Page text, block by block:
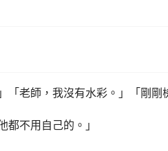
「老師，我沒有水彩。」「剛剛
都不用自己的。」